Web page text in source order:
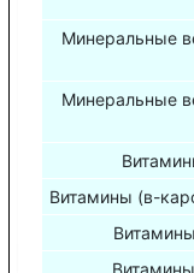
Минеральные
Минеральные
Витамины (в-